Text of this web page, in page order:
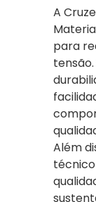
A
para
Além